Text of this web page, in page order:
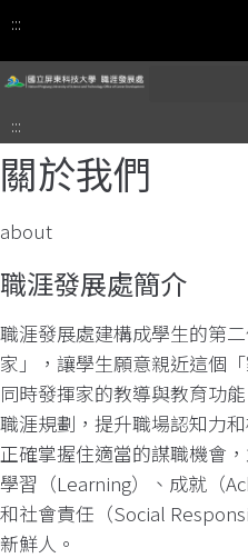
:::
:::
關於我們
about
職涯發展處簡介
職涯發展處建構成學生的第
家」，讓學生願意親近這個
同時發揮家的教導與教育功
職涯規劃，提升職場認知力
正確掌握住適當的謀職機會
學習（Learning）、成就（
和社會責任（Social
新鮮人。